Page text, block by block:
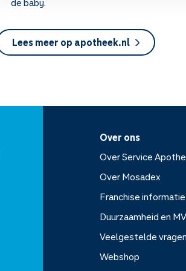
Lees meer op apotheek.nl
Over ons
Over Service
Over Mosadex
Franchise informatie
Duurzaamheid en
Veelgestelde vragen
Webshop